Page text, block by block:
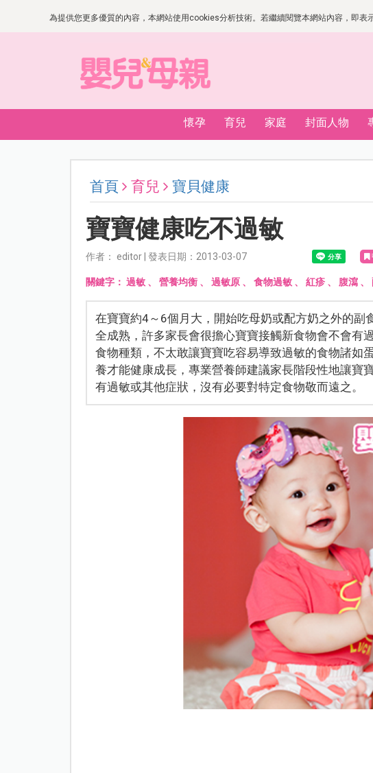
為提供您更多優質的內容，本網站使用cookies分析技術。若繼續閱覽本網站內容，即
懷孕 育兒 家庭 封面人物
首頁 育兒 寶貝健康
寶寶健康吃不過敏
作者： editor | 發表日期：2013-03-07
關鍵字： 過敏、 營養均衡、 過敏原、 食物過敏、 紅疹、 腹瀉、
在寶寶約4～6個月大，開始吃母奶或配方奶之外的副
全成熟，許多家長會很擔心寶寶接觸新食物會不會有
食物種類，不太敢讓寶寶吃容易導致過敏的食物諸如
養才能健康成長，專業營養師建議家長階段性地讓寶
有過敏或其他症狀，沒有必要對特定食物敬而遠之。